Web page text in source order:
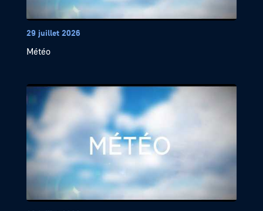
29 juillet 2026
Météo